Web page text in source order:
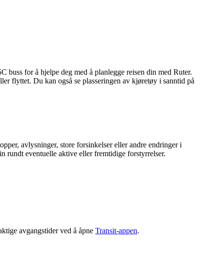
buss for å hjelpe deg med å planlegge reisen din med Ruter.
flyttet. Du kan også se plasseringen av kjøretøy i sanntid på
avlysninger, store forsinkelser eller andre endringer i
rundt eventuelle aktive eller fremtidige forstyrrelser.
avgangstider ved å åpne Transit-appen.